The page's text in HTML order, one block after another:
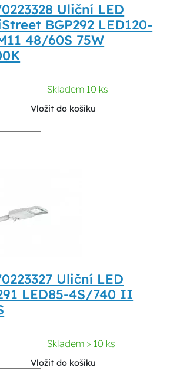
Uliční LED
BGP292 LED120-
48/60S 75W
Skladem 10 ks
Vložit do košíku
Uliční LED
LED85-4S/740 II
Skladem > 10 ks
Vložit do košíku